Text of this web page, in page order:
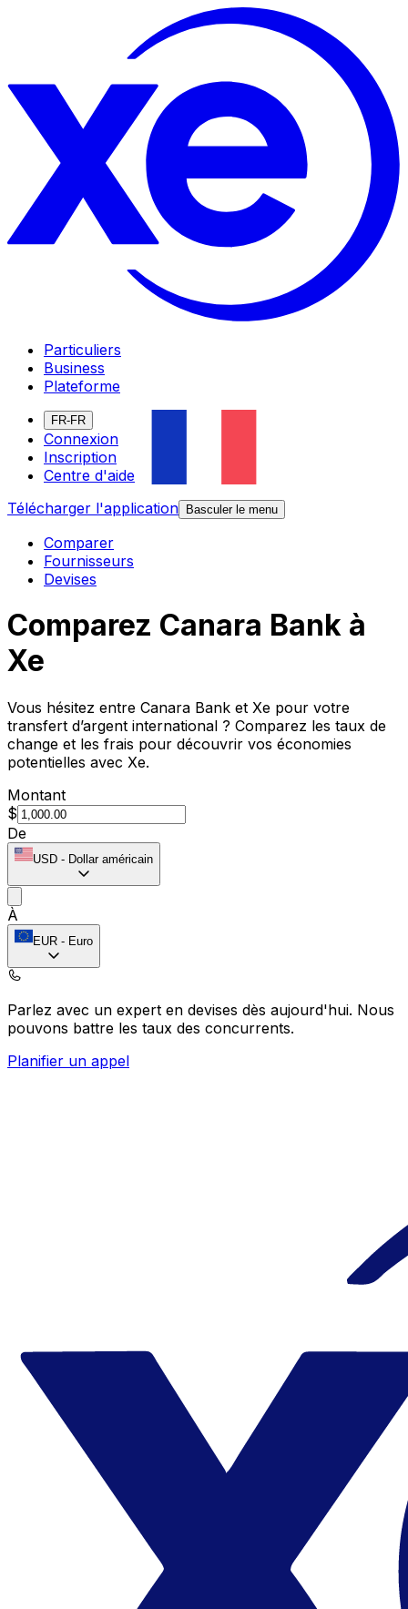
Particuliers
Business
Plateforme
FR-FR
Connexion
Inscription
Centre d'aide
Télécharger l'application
Basculer le menu
Comparer
Fournisseurs
Devises
Comparez Canara Bank à
Xe
Vous hésitez entre Canara Bank et Xe pour votre
transfert d’argent international ? Comparez les taux de
change et les frais pour découvrir vos économies
potentielles avec Xe.
Montant
$
De
USD - Dollar américain
À
EUR - Euro
Parlez avec un expert en devises dès aujourd'hui. Nous
pouvons battre les taux des concurrents.
Planifier un appel